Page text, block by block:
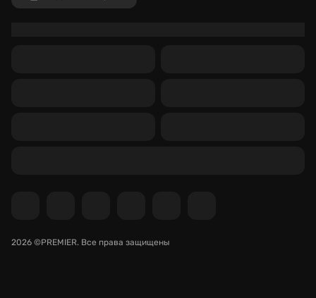
2026 ©PREMIER. Все права защищены